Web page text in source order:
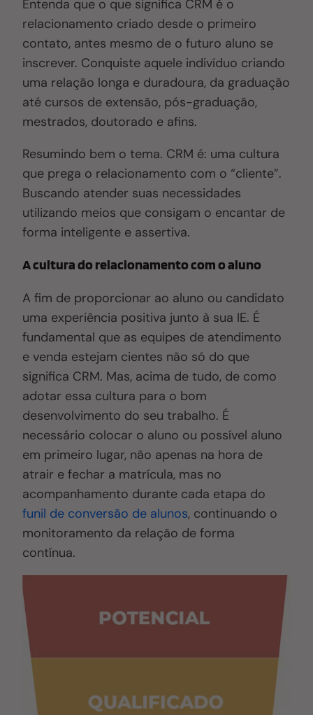
Entenda que o que significa CRM é o
relacionamento criado desde o primeiro
contato, antes mesmo de o futuro aluno se
inscrever. Conquiste aquele indivíduo criando
uma relação longa e duradoura, da graduação
até cursos de extensão, pós-graduação,
mestrados, doutorado e afins.
Resumindo bem o tema. CRM é: uma cultura
que prega o relacionamento com o “cliente”.
Buscando atender suas necessidades
utilizando meios que consigam o encantar de
forma inteligente e assertiva.
A cultura do relacionamento com o aluno
A fim de proporcionar ao aluno ou candidato
uma experiência positiva junto à sua IE. É
fundamental que as equipes de atendimento
e venda estejam cientes não só do que
significa CRM. Mas, acima de tudo, de como
adotar essa cultura para o bom
desenvolvimento do seu trabalho. É
necessário colocar o aluno ou possível aluno
em primeiro lugar, não apenas na hora de
atrair e fechar a matrícula, mas no
acompanhamento durante cada etapa do
funil de conversão de alunos, continuando o
monitoramento da relação de forma
contínua.